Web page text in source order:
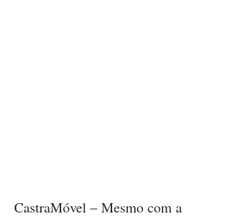
CastraMóvel – Mesmo com a